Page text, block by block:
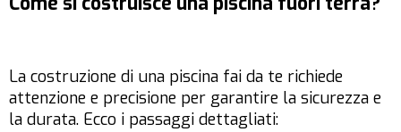
La costruzione di una piscina fai da te richiede
attenzione e precisione per garantire la sicurezza e
la durata. Ecco i passaggi dettagliati: